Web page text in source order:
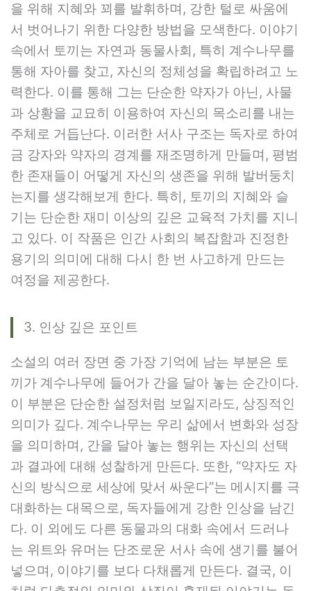
을 위해 지혜와 꾀를 발휘하며, 강한 털로 싸움에
서 벗어나기 위한 다양한 방법을 모색한다. 이야기
속에서 토끼는 자연과 동물사회, 특히 계수나무를
통해 자아를 찾고, 자신의 정체성을 확립하려고 노
력한다. 이를 통해 그는 단순한 약자가 아닌, 사물
과 상황을 교묘히 이용하여 자신의 목소리를 내는
주체로 거듭난다. 이러한 서사 구조는 독자로 하여
금 강자와 약자의 경계를 재조명하게 만들며, 평범
한 존재들이 어떻게 자신의 생존을 위해 발버둥치
는지를 생각해보게 한다. 특히, 토끼의 지혜와 슬
기는 단순한 재미 이상의 깊은 교육적 가치를 지니
고 있다. 이 작품은 인간 사회의 복잡함과 진정한
용기의 의미에 대해 다시 한 번 사고하게 만드는
여정을 제공한다.
3. 인상 깊은 포인트
소설의 여러 장면 중 가장 기억에 남는 부분은 토
끼가 계수나무에 들어가 간을 달아 놓는 순간이다.
이 부분은 단순한 설정처럼 보일지라도, 상징적인
의미가 깊다. 계수나무는 우리 삶에서 변화와 성장
을 의미하며, 간을 달아 놓는 행위는 자신의 선택
과 결과에 대해 성찰하게 만든다. 또한, “약자도 자
신의 방식으로 세상에 맞서 싸운다”는 메시지를 극
대화하는 대목으로, 독자들에게 강한 인상을 남긴
다. 이 외에도 다른 동물과의 대화 속에서 드러나
는 위트와 유머는 단조로운 서사 속에 생기를 불어
넣으며, 이야기를 보다 다채롭게 만든다. 결국, 이